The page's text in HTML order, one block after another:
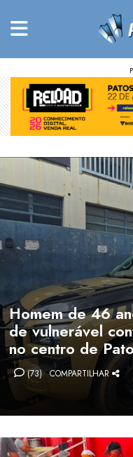
Homem de 46
de vulnerável
no centro de
(73) COMPARTILHAR